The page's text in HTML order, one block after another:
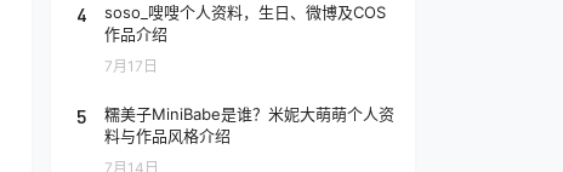
4
soso_嗖嗖个人资料，生日、微博及COS
作品介绍
7月17日
5
糯美子MiniBabe是谁？米妮大萌萌个人资
料与作品风格介绍
7月14日